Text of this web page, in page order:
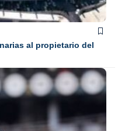
al propietario del